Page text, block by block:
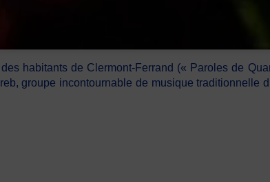
habitants de Clermont-Ferrand (« Paroles de
groupe incontournable de musique traditionnelle